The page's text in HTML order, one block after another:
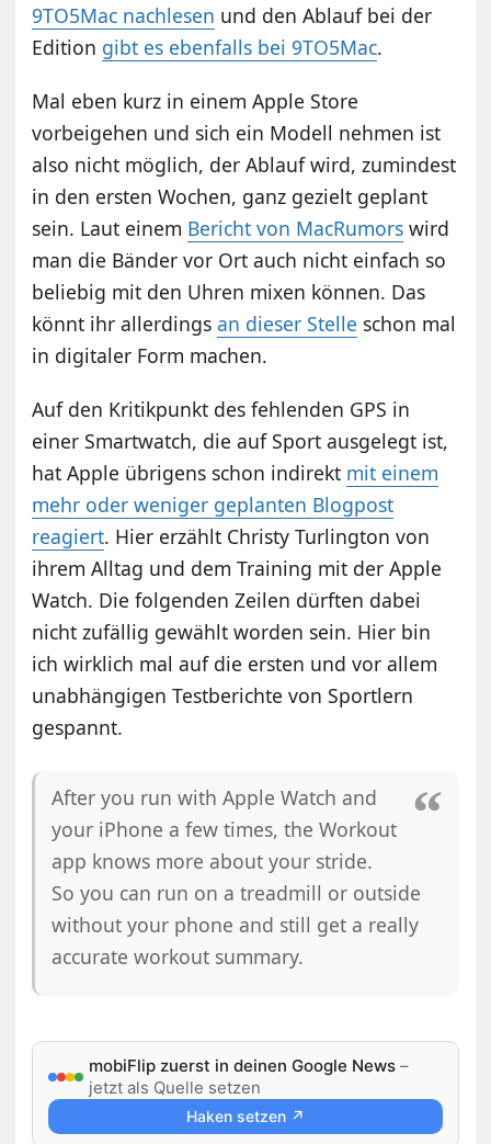
9TO5Mac nachlesen und den Ablauf bei der
Edition gibt es ebenfalls bei 9TO5Mac.
Mal eben kurz in einem Apple Store
vorbeigehen und sich ein Modell nehmen ist
also nicht möglich, der Ablauf wird, zumindest
in den ersten Wochen, ganz gezielt geplant
sein. Laut einem Bericht von MacRumors wird
man die Bänder vor Ort auch nicht einfach so
beliebig mit den Uhren mixen können. Das
könnt ihr allerdingsan dieser Stelle schon mal
in digitaler Form machen.
Auf den Kritikpunkt des fehlenden GPS in
einer Smartwatch, die auf Sport ausgelegt ist,
hat Apple übrigens schon indirekt mit einem
mehr oder weniger geplanten Blogpost
reagiert. Hier erzählt Christy Turlington von
ihrem Alltag und dem Training mit der Apple
Watch. Die folgenden Zeilen dürften dabei
nicht zufällig gewählt worden sein. Hier bin
ich wirklich mal auf die ersten und vor allem
unabhängigen Testberichte von Sportlern
gespannt.
After you run with Apple Watch and
your iPhone a few times, the Workout
app knows more about your stride.
So you can run on a treadmill or outside
without your phone and still get a really
accurate workout summary.
mobiFlip zuerst in deinen Google News –
jetzt als Quelle setzen
Haken setzen ↗